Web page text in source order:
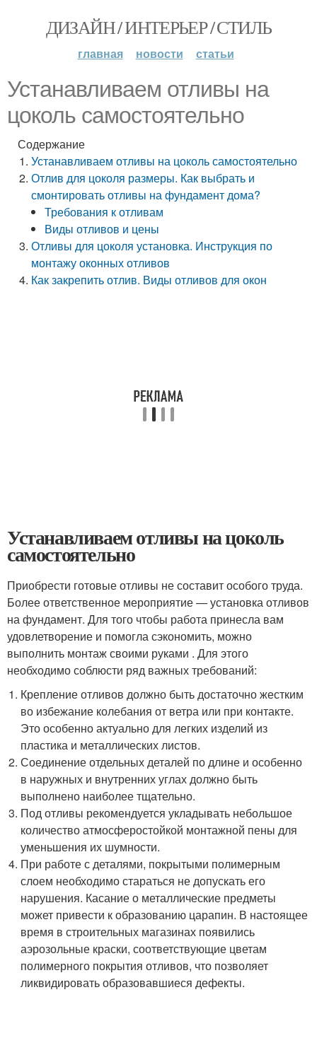
ДИЗАЙН / ИНТЕРЬЕР / СТИЛЬ
главная новости статьи
Устанавливаем отливы на
цоколь самостоятельно
Содержание
Устанавливаем отливы на цоколь самостоятельно
Отлив для цоколя размеры. Как выбрать и
смонтировать отливы на фундамент дома?
Требования к отливам
Виды отливов и цены
Отливы для цоколя установка. Инструкция по
монтажу оконных отливов
Как закрепить отлив. Виды отливов для окон
Устанавливаем отливы на цоколь
самостоятельно
Приобрести готовые отливы не составит особого труда.
Более ответственное мероприятие — установка отливов
на фундамент. Для того чтобы работа принесла вам
удовлетворение и помогла сэкономить, можно
выполнить монтаж своими руками . Для этого
необходимо соблюсти ряд важных требований:
Крепление отливов должно быть достаточно жестким
во избежание колебания от ветра или при контакте.
Это особенно актуально для легких изделий из
пластика и металлических листов.
Соединение отдельных деталей по длине и особенно
в наружных и внутренних углах должно быть
выполнено наиболее тщательно.
Под отливы рекомендуется укладывать небольшое
количество атмосферостойкой монтажной пены для
уменьшения их шумности.
При работе с деталями, покрытыми полимерным
слоем необходимо стараться не допускать его
нарушения. Касание о металлические предметы
может привести к образованию царапин. В настоящее
время в строительных магазинах появились
аэрозольные краски, соответствующие цветам
полимерного покрытия отливов, что позволяет
ликвидировать образовавшиеся дефекты.